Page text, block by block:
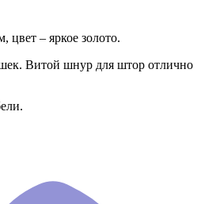
– яркое золото.
Витой шнур для штор отлично